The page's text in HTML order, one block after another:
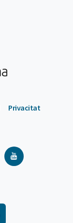
Privacitat